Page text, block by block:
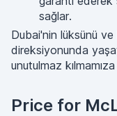
sağlar.
Dubai'nin lüksünü ve
direksiyonunda
unutulmaz
Price for